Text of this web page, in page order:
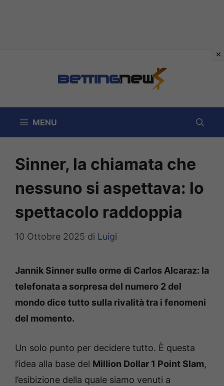
MENU
Sinner, la chiamata che
nessuno si aspettava: lo
spettacolo raddoppia
10 Ottobre 2025 di Luigi
Jannik Sinner sulle orme di Carlos Alcaraz: la
telefonata a sorpresa del numero 2 del
mondo dice tutto sulla rivalità tra i fenomeni
del momento.
Un solo punto per decidere tutto. È questa
l’idea alla base del Million Dollar 1 Point Slam,
l’esibizione della quale siamo venuti a